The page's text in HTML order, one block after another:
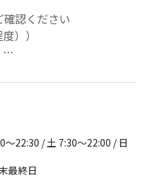
確認ください
））
〜22:30 / 土 7:30〜22:00 / 日
最終日